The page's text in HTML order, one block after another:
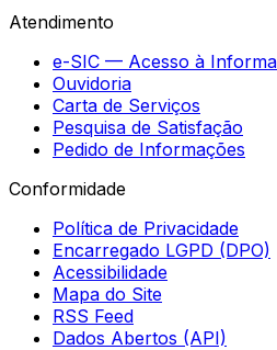
Atendimento
e-SIC — Acesso à
Ouvidoria
Carta de Serviços
Pesquisa de Satisfação
Pedido de Informações
Conformidade
Política de Privacidade
Encarregado LGPD (DPO)
Acessibilidade
Mapa do Site
RSS Feed
Dados Abertos (API)